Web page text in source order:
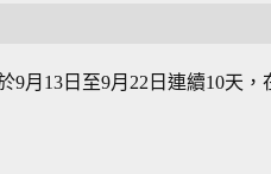
9月13日至9月22日連續10天